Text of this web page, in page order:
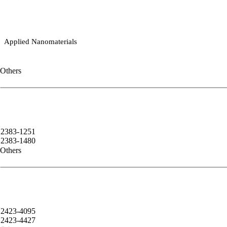
Applied Nanomaterials
Others
2383-1251
2383-1480
Others
2423-4095
2423-4427